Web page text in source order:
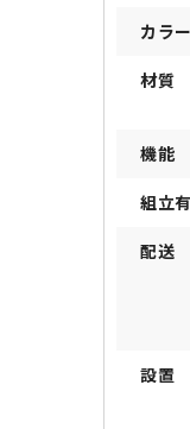
カラー
材質
機能
組立
配送
設置